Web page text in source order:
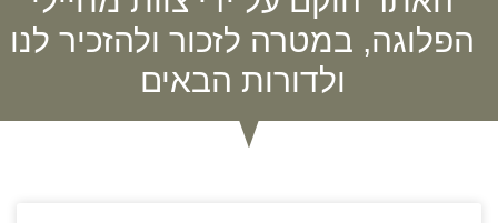
הפלוגה, במטרה לזכור ולהזכיר לנו
ולדורות הבאים